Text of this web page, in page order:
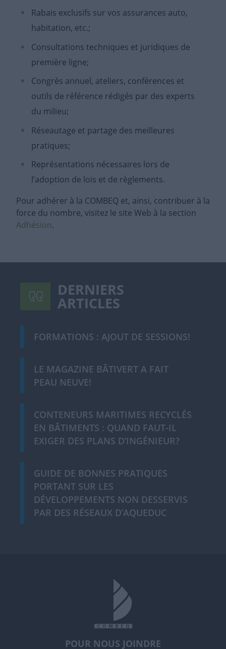
Rabais exclusifs sur vos assurances auto,
habitation, etc.;
Consultations techniques et juridiques de
première ligne;
Congrès annuel, ateliers, conférences et
outils de référence rédigés par des experts
du milieu;
Réseautage et partage des meilleures
pratiques;
Représentations nécessaires lors de
l’adoption de lois et de règlements.
Pour adhérer à la COMBEQ et, ainsi, contribuer à la
force du nombre, visitez le site Web à la section
Adhésion.
DERNIERS
ARTICLES
FORMATIONS : AJOUT DE SESSIONS!
LE MAGAZINE BÂTIVERT A FAIT
PEAU NEUVE!
CONTENEURS MARITIMES RECYCLÉS
EN BÂTIMENTS : QUAND FAUT-IL
EXIGER DES PLANS D’INGÉNIEUR?
GUIDE DE BONNES PRATIQUES
PORTANT SUR LES
DÉVELOPPEMENTS NON DESSERVIS
PAR DES RÉSEAUX D’AQUEDUC
POUR NOUS JOINDRE